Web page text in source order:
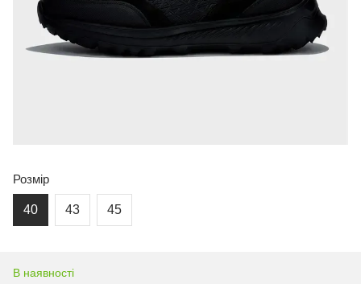
Розмір
40 43 45
В наявності